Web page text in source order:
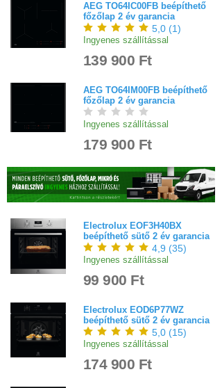
AEG TO64IC00FB beépíthető
főzőlap 2 év garancia
5,0 (1)
Ingyenes szállítással
139 900 Ft
AEG TO64IM00FB beépíthető
főzőlap 2 év garancia
Ingyenes szállítással
179 900 Ft
Electrolux EOF3H40BX
beépíthető sütő 2 év garancia
4,9 (35)
Ingyenes szállítással
99 900 Ft
Electrolux EOD6P77WZ
beépíthető sütő 2 év garancia
5,0 (15)
Ingyenes szállítással
174 900 Ft